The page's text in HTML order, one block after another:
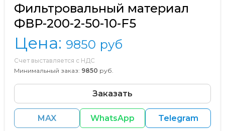
Фильтровальный материал
ФВР-200-2-50-10-F5
Цена: 9850 руб
Счет выставляется с НДС
Минимальный заказ: 9850 руб.
Заказать
MAX WhatsApp Telegram